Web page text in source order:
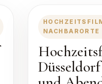
NACHBARORTE